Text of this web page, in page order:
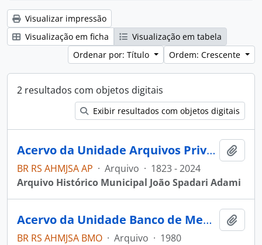
Visualizar impressão
Visualização em ficha
Visualização em tabela
Ordenar por: Título
Ordem: Crescente
2 resultados com objetos digitais
Exibir resultados com objetos digitais
Acervo da Unidade Arquivos Privados
BR RS AHMJSA AP · Arquivo · 1823 - 2024
Arquivo Histórico Municipal João Spadari Adami
Acervo da Unidade Banco de Memória Oral
BR RS AHMJSA BMO · Arquivo · 1980